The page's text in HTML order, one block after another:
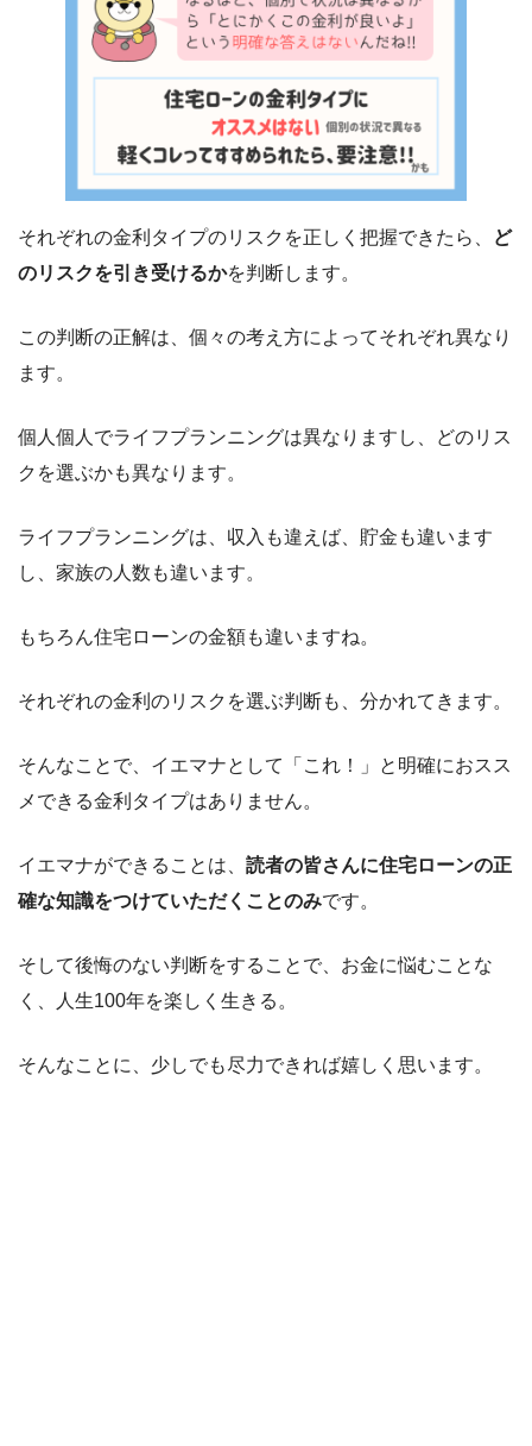
それぞれの金利タイプのリスクを正しく把握できたら、
ど
のリスクを引き受けるかを判断します。
この判断の正解は、個々の考え方によってそれぞれ異なり
ます。
個人個人でライフプランニングは異なりますし、どのリス
クを選ぶかも異なります。
ライフプランニングは、収入も違えば、貯金も違います
し、家族の人数も違います。
もちろん住宅ローンの金額も違いますね。
それぞれの金利のリスクを選ぶ判断も、分かれてきます。
そんなことで、イエマナとして「これ！」と明確におスス
メできる金利タイプはありません。
イエマナができることは、 読者の皆さんに住宅ローンの正
確な知識をつけていただくことのみです。
そして後悔のない判断をすることで、お金に悩むことな
く、人生100年を楽しく生きる。
そんなことに、少しでも尽力できれば嬉しく思います。